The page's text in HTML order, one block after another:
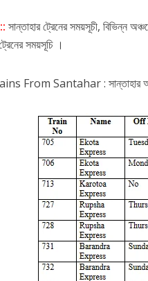
সান্তাহার ট্রেনের সময়সূচী, বিভিন্ন
সময়সূচি ।
From Santahar : সান্তাহার